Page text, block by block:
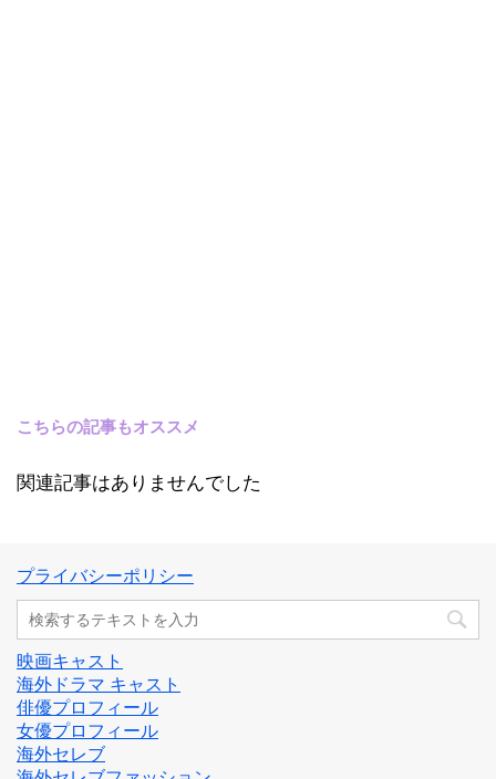
こちらの記事もオススメ
関連記事はありませんでした
プライバシーポリシー
映画キャスト
海外ドラマ キャスト
俳優プロフィール
女優プロフィール
海外セレブ